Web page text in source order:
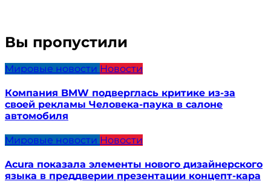
Вы пропустили
Мировые новости Новости
Компания BMW подверглась критике из-за
своей рекламы Человека-паука в салоне
автомобиля
Мировые новости Новости
Acura показала элементы нового дизайнерского
языка в преддверии презентации концепт-кара